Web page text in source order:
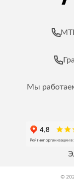
Мы
©